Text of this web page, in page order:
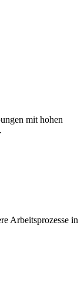
mit hohen
Arbeitsprozesse in